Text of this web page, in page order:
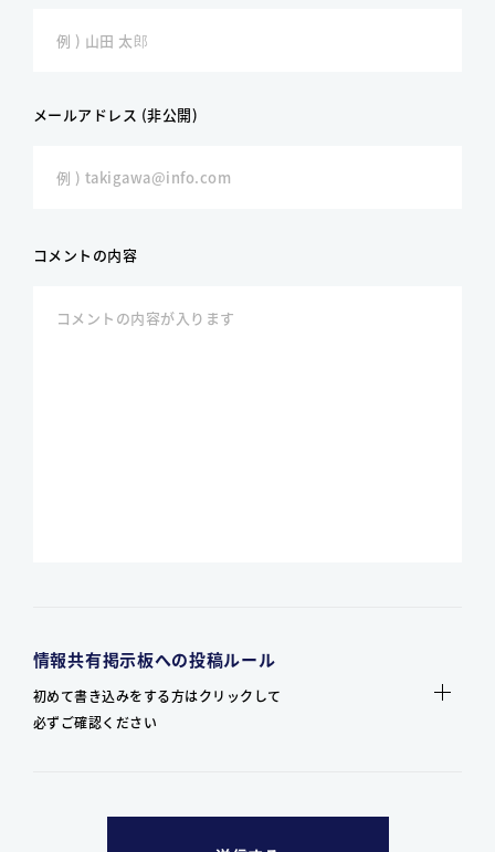
メールアドレス (非公開)
コメントの内容
情報共有掲示板への投稿ルール
初めて書き込みをする方はクリックして
必ずご確認ください